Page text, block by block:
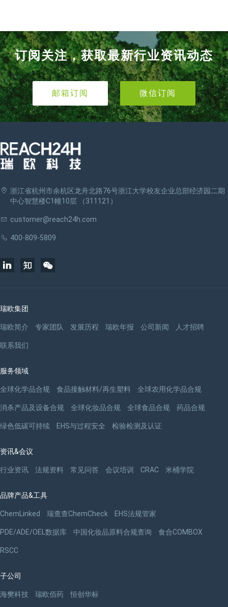
订阅关注，获取最新行业资讯动态
邮箱订阅 微信订阅
浙江省杭州市余杭区龙舟北路76号浙江大学校友企业总部经济园二期
中心智慧楼C1幢10层 （311121）
customer@reach24h.com
400-809-5809
瑞欧集团
瑞欧简介 专家团队 发展历程 瑞欧年报 公司新闻 人才招聘
联系我们
服务领域
全球化学品合规 食品接触材料/再生塑料 全球农用化学品合规
消杀产品及设备合规 全球化妆品合规 全球食品合规 药品合规
绿色低碳可持续 EHS与过程安全 检验检测及认证
资讯&会议
行业资讯 法规资料 常见问答 会议培训 CRAC 米桶学院
品牌产品&工具
ChemLinked 瑞查查ChemCheck EHS法规管家
PDE/ADE/OEL数据库 中国化妆品原料合规查询 食合COMBOX
RSCC
子公司
海樊科技 瑞欧佰药 恒创华标